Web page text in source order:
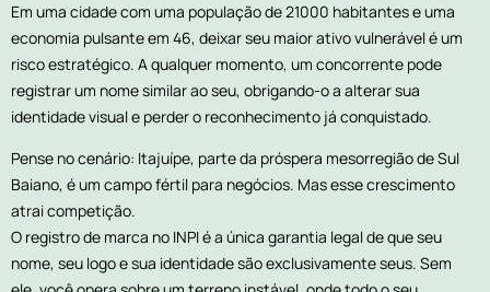
Em uma cidade com uma população de 21000 habitantes e uma
economia pulsante em 46, deixar seu maior ativo vulnerável é um
risco estratégico. A qualquer momento, um concorrente pode
registrar um nome similar ao seu, obrigando-o a alterar sua
identidade visual e perder o reconhecimento já conquistado.
Pense no cenário: Itajuípe, parte da próspera mesorregião de Sul
Baiano, é um campo fértil para negócios. Mas esse crescimento
atrai competição.
O registro de marca no INPI é a única garantia legal de que seu
nome, seu logo e sua identidade são exclusivamente seus. Sem